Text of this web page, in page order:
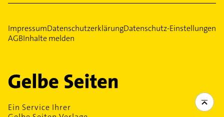
ImpressumDatenschutzerklärungDatenschutz-Einstellungen
AGBInhalte melden
Ein Service Ihrer